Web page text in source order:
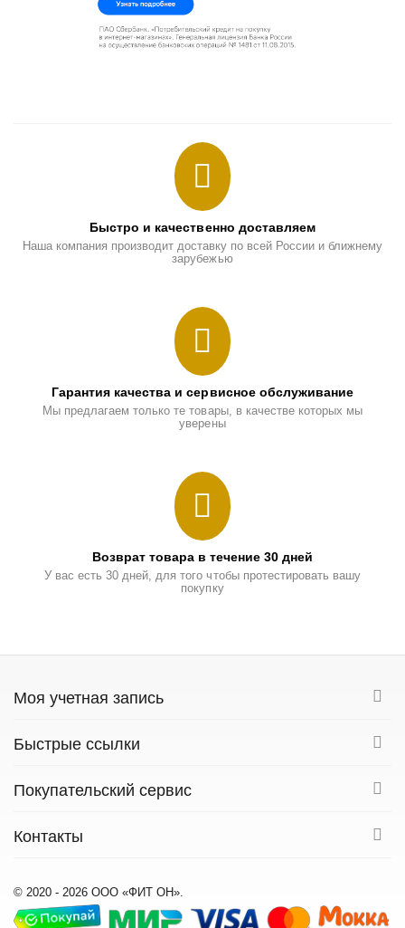
Быстро и качественно доставляем
Наша компания производит доставку по всей России и ближнему
зарубежью
Гарантия качества и сервисное обслуживание
Мы предлагаем только те товары, в качестве которых мы
уверены
Возврат товара в течение 30 дней
У вас есть 30 дней, для того чтобы протестировать вашу
покупку
Моя учетная запись
Быстрые ссылки
Покупательский сервис
Контакты
© 2020 - 2026 ООО «ФИТ ОН».